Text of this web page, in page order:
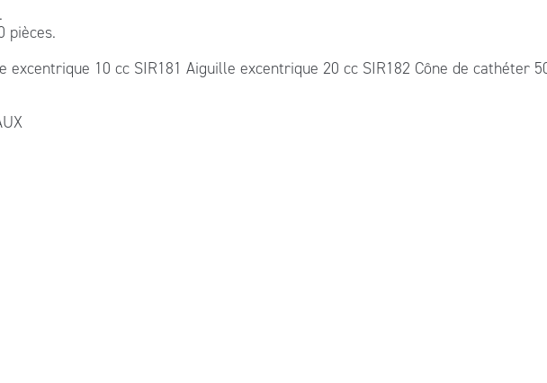
pièces.
excentrique 10 cc SIR181 Aiguille excentrique 20 cc SIR182 Cône de cathéter